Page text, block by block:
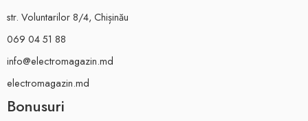
str. Voluntarilor 8/4, Chișinău
069 04 51 88
info@electromagazin.md
electromagazin.md
Bonusuri